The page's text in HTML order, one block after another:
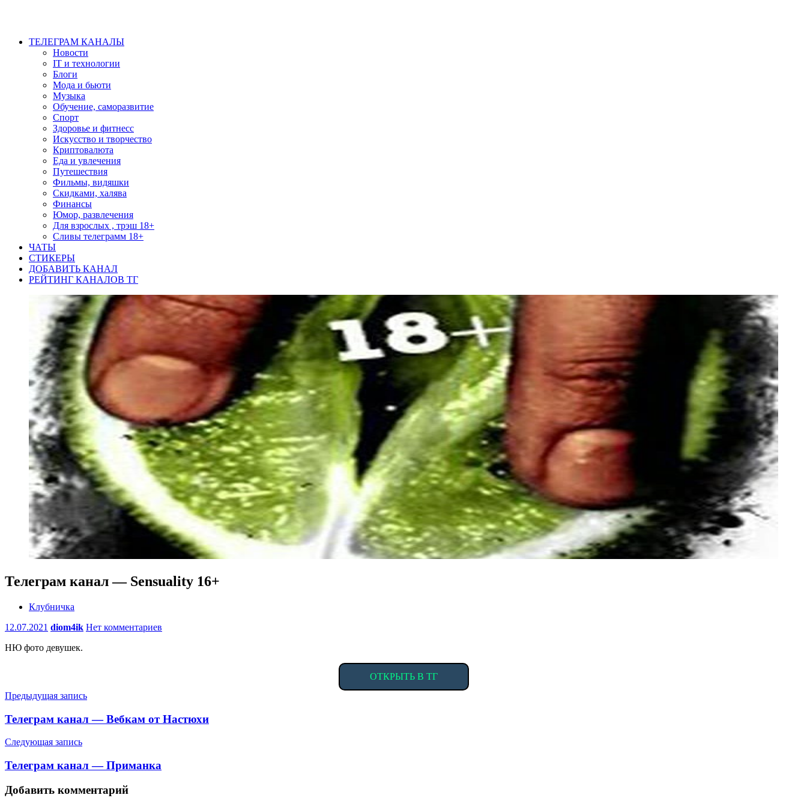
ТЕЛЕГРАМ КАНАЛЫ
Новости
IT и технологии
Блоги
Мода и бьюти
Музыка
Обучение, саморазвитие
Спорт
Здоровье и фитнесс
Искусство и творчество
Криптовалюта
Еда и увлечения
Путешествия
Фильмы, видяшки
Скидками, халява
Финансы
Юмор, развлечения
Для взрослых , трэш 18+
Сливы телеграмм 18+
ЧАТЫ
СТИКЕРЫ
ДОБАВИТЬ КАНАЛ
РЕЙТИНГ КАНАЛОВ ТГ
Телеграм канал — Sensuality 16+
Клубничка
12.07.2021 diom4ik Нет комментариев
НЮ фото девушек.
ОТКРЫТЬ В ТГ
Навигация
по
записям
Предыдущая запись
Телеграм канал — Вебкам от Настюхи
Следующая запись
Телеграм канал — Приманка
Добавить комментарий